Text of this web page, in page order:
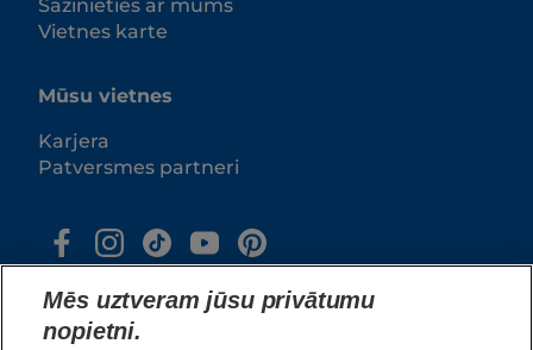
Sazinieties ar mums
Vietnes karte
Mūsu vietnes
Karjera
Patversmes partneri
Mēs uztveram jūsu privātumu
nopietni.